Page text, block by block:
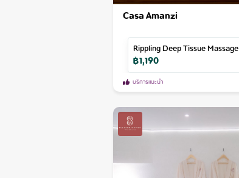
Casa Amanzi
Rippling Deep Tissue Massage
฿1,190
บริการแนะนำ